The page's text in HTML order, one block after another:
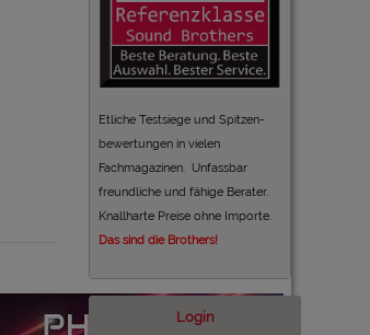
Etliche Testsiege und Spitzen-
bewertungen in vielen
Fachmagazinen. Unfassbar
freundliche und fähige Berater.
Knallharte Preise ohne Importe.
Das sind die Brothers!
Login